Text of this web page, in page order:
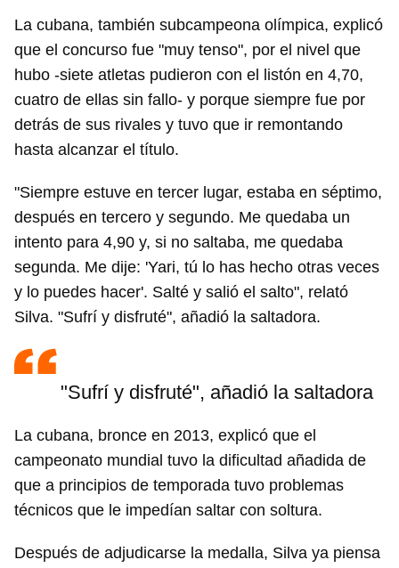
La cubana, también subcampeona olímpica, explicó
que el concurso fue "muy tenso", por el nivel que
hubo -siete atletas pudieron con el listón en 4,70,
cuatro de ellas sin fallo- y porque siempre fue por
detrás de sus rivales y tuvo que ir remontando
hasta alcanzar el título.
"Siempre estuve en tercer lugar, estaba en séptimo,
después en tercero y segundo. Me quedaba un
intento para 4,90 y, si no saltaba, me quedaba
segunda. Me dije: 'Yari, tú lo has hecho otras veces
y lo puedes hacer'. Salté y salió el salto", relató
Silva. "Sufrí y disfruté", añadió la saltadora.
"Sufrí y disfruté", añadió la saltadora
La cubana, bronce en 2013, explicó que el
campeonato mundial tuvo la dificultad añadida de
que a principios de temporada tuvo problemas
técnicos que le impedían saltar con soltura.
Después de adjudicarse la medalla, Silva ya piensa